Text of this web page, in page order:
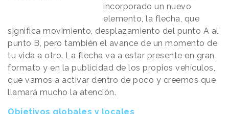
incorporado un nuevo
elemento, la flecha, que
significa movimiento, desplazamiento del punto A al
punto B, pero también el avance de un momento de
tu vida a otro. La flecha va a estar presente en gran
formato y en la publicidad de los propios vehículos,
que vamos a activar dentro de poco y creemos que
llamará mucho la atención.
Objetivos globales y locales